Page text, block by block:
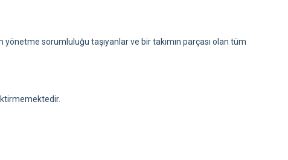
sorumluluğu taşıyanlar ve bir takımın parçası olan tüm